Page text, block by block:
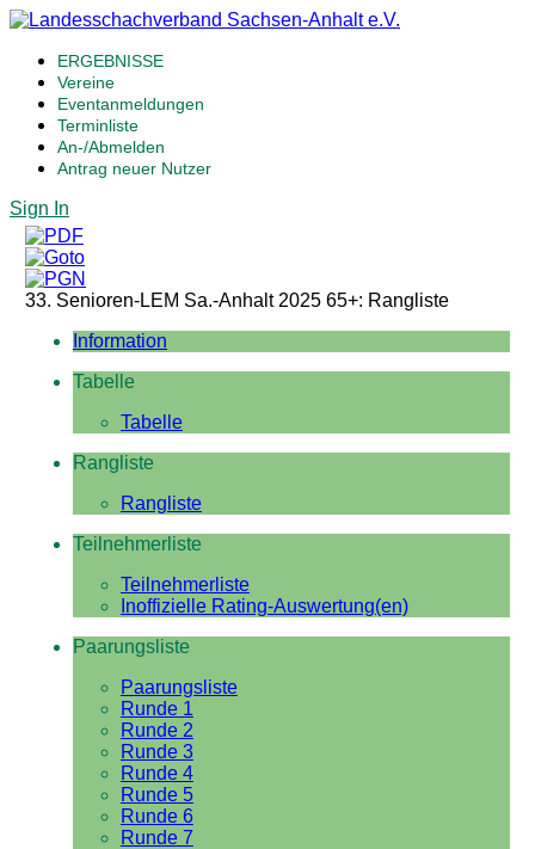
ERGEBNISSE
Vereine
Eventanmeldungen
Terminliste
An-/Abmelden
Antrag neuer Nutzer
Sign In
33. Senioren-LEM Sa.-Anhalt 2025 65+: Rangliste
Information
Tabelle
Tabelle
Rangliste
Rangliste
Teilnehmerliste
Teilnehmerliste
Inoffizielle Rating-Auswertung(en)
Paarungsliste
Paarungsliste
Runde 1
Runde 2
Runde 3
Runde 4
Runde 5
Runde 6
Runde 7